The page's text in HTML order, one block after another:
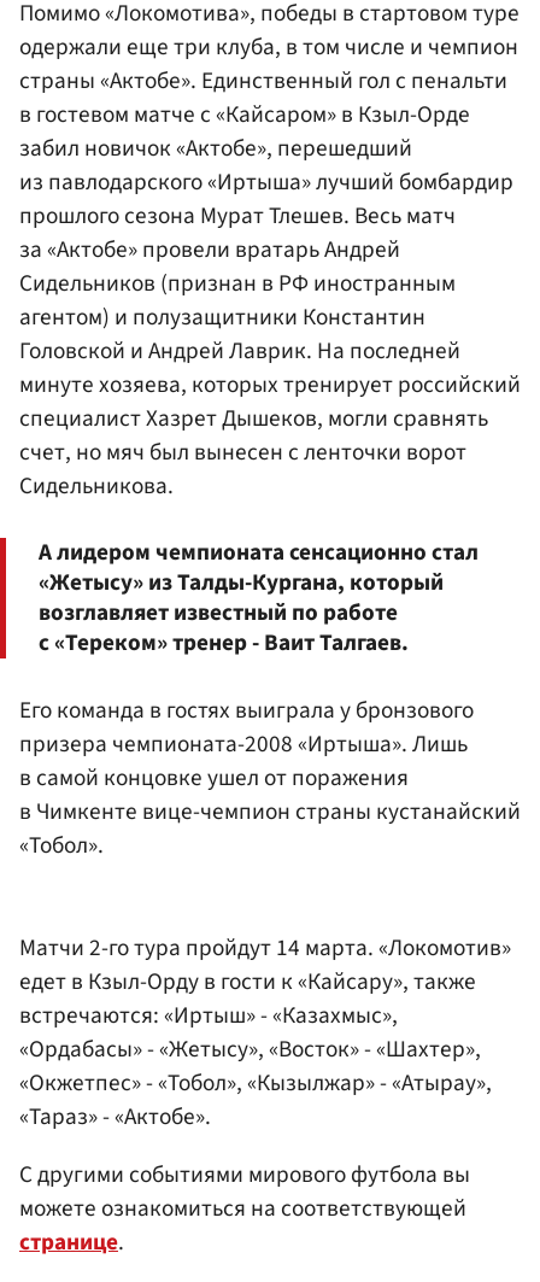
Помимо «Локомотива», победы в стартовом туре
одержали еще три клуба, в том числе и чемпион
страны «Актобе». Единственный гол с пенальти
в гостевом матче с «Кайсаром» в Кзыл-Орде
забил новичок «Актобе», перешедший
из павлодарского «Иртыша» лучший бомбардир
прошлого сезона Мурат Тлешев. Весь матч
за «Актобе» провели вратарьАндрей
Сидельников (признан в РФ иностранным
агентом) и полузащитники Константин
Головской иАндрей Лаврик. На последней
минуте хозяева, которых тренирует российский
специалист Хазрет Дышеков, могли сравнять
счет, но мяч был вынесен с ленточки ворот
Сидельникова.
А лидером чемпионата сенсационно стал
«Жетысу» из Талды-Кургана, который
возглавляет известный по работе
с «Тереком» тренер - Ваит Талгаев.
Его команда в гостях выиграла у бронзового
призера чемпионата-2008 «Иртыша». Лишь
в самой концовке ушел от поражения
в Чимкенте вице-чемпион страны кустанайский
«Тобол».
Матчи 2-го тура пройдут 14 марта. «Локомотив»
едет в Кзыл-Орду в гости к «Кайсару», также
встречаются: «Иртыш» - «Казахмыс»,
«Ордабасы» - «Жетысу», «Восток» - «Шахтер»,
«Окжетпес» - «Тобол», «Кызылжар» - «Атырау»,
«Тараз» - «Актобе».
С другими событиями мирового футбола вы
можете ознакомиться на соответствующей
странице.